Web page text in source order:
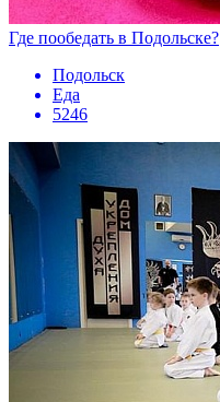
Где пообедать в Подольске?
Подольск
Еда
5246